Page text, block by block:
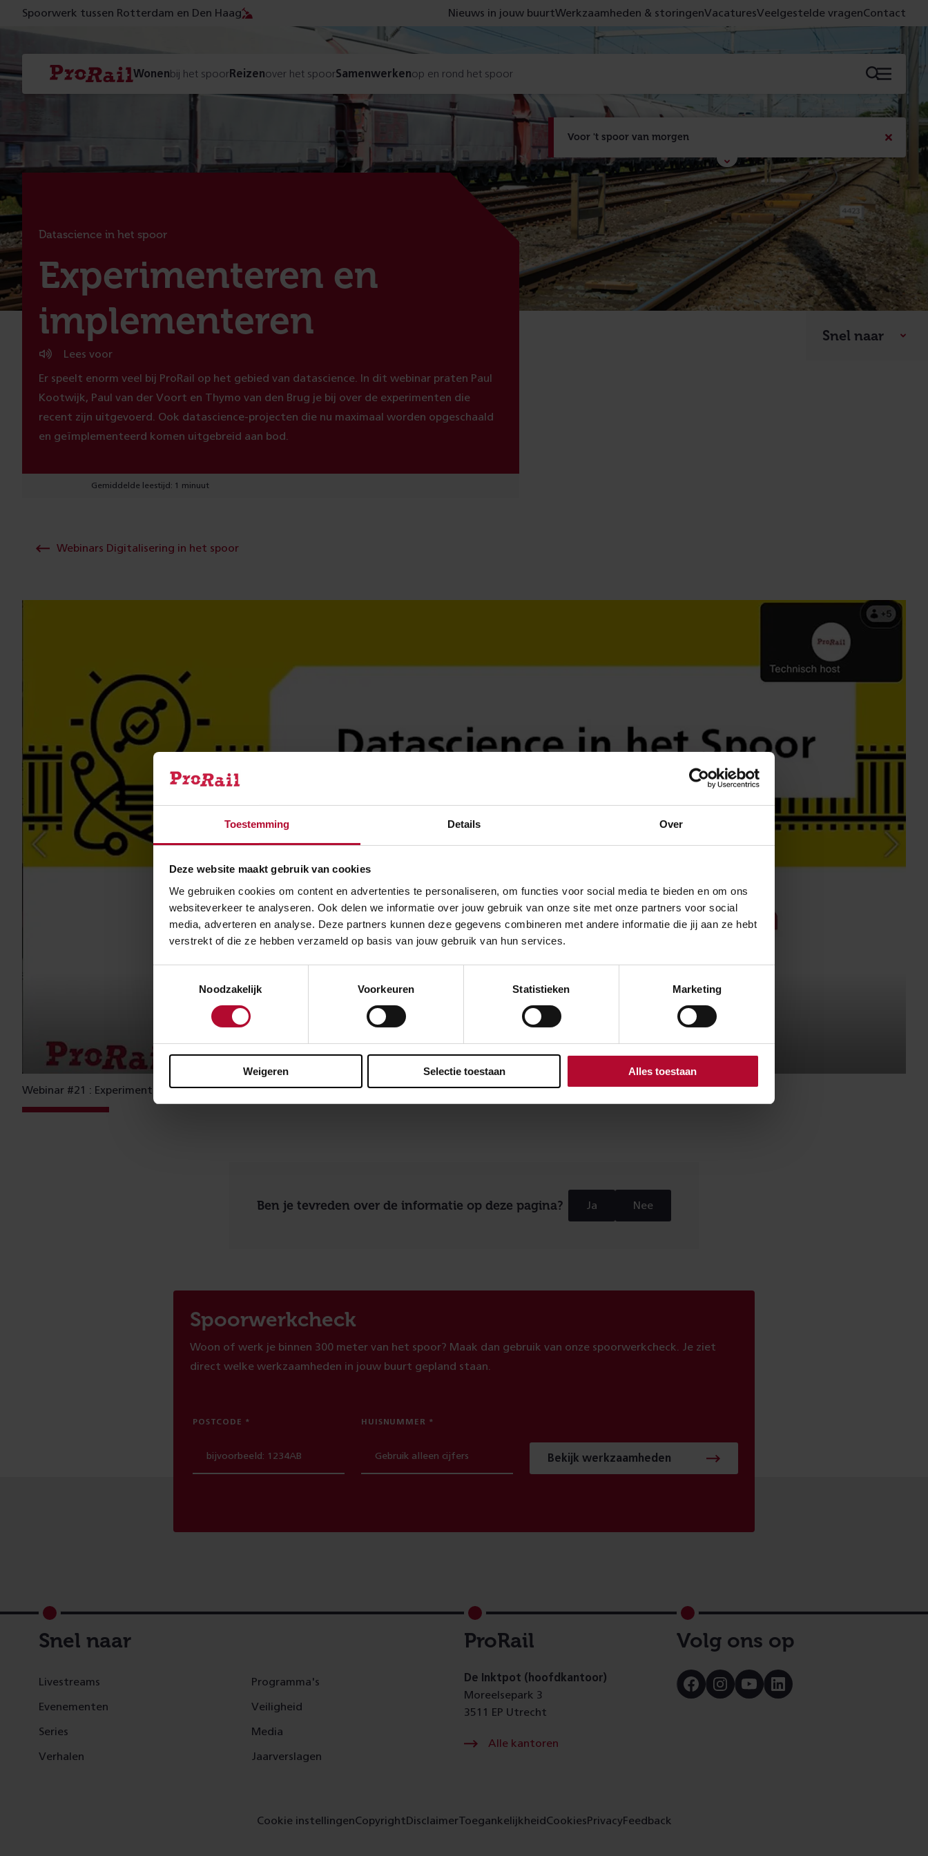
Toestemming Details Over
Deze website maakt gebruik van cookies
We gebruiken cookies om content en advertenties te personaliseren, om functies voor social media te bieden en om ons
websiteverkeer te analyseren. Ook delen we informatie over jouw gebruik van onze site met onze partners voor social
media, adverteren en analyse. Deze partners kunnen deze gegevens combineren met andere informatie die jij aan ze hebt
verstrekt of die ze hebben verzameld op basis van jouw gebruik van hun services.
Noodzakelijk
Voorkeuren Statistieken Marketing
Weigeren Selectie toestaan Alles toestaan
Voor 't spoor van morgen
Met de campagne 'Voor 't spoor naar morgen' laten
we zien wat er vandaag gebeurt en wat dat -
figuurlijk gezien - morgen oplevert.
Lees meer
sluiten
Spoorwerk tussen Rotterdam en Den Haag Nieuws in jouw buurtWerkzaamheden & storingenVacaturesVeelgestelde vragenContact
Navigatie
Homepage
ProRail
Wonenbij het spoorReizenover het spoorSamenwerkenop en rond het spoor Menu
Datascience in het spoor
:
Experimenteren en
implementeren
Lees voor
Er speelt enorm veel bij ProRail op het gebied van datascience. In dit webinar praten Paul
Kootwijk, Paul van der Voort en Thymo van den Brug je bij over de experimenten die
recent zijn uitgevoerd. Ook datascience-projecten die nu maximaal worden opgeschaald
en geïmplementeerd komen uitgebreid aan bod.
Gemiddelde leestijd: 1 minuut
Snel naar
Webinars Digitalisering in het spoor
Webinar #21 : Experimenteren en implementeren
Ben je tevreden over de informatie op deze pagina? Ja Nee
Spoorwerkcheck
Woon of werk je binnen 300 meter van het spoor? Maak dan gebruik van onze spoorwerkcheck. Je ziet
direct welke werkzaamheden in jouw buurt gepland staan.
POSTCODE HUISNUMMER
Bekijk werkzaamheden
Footer
Snel naar
Livestreams
Evenementen
Series
Verhalen
Programma's
Veiligheid
Media
Jaarverslagen
ProRail
De Inktpot (hoofdkantoor)
Moreelsepark 3
3511 EP Utrecht
Alle kantoren
Volg ons op
Bezoek
onze
Bezoek
onze
Bezoek
onze
Bezoek
onze
Cookie instellingenCopyright DisclaimerToegankelijkheid Cookies PrivacyFeedback